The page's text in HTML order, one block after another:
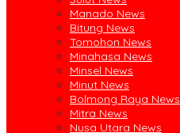
Manado News
Bitung News
Tomohon News
Minahasa News
Minsel News
Minut News
Bolmong Raya News
Mitra News
Nusa Utara News